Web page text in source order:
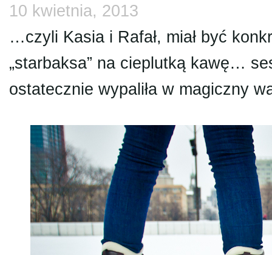
10 kwietnia, 2013
…czyli Kasia i Rafał, miał być
„starbaksa” na cieplutką kawę…
ostatecznie wypaliła w magiczny